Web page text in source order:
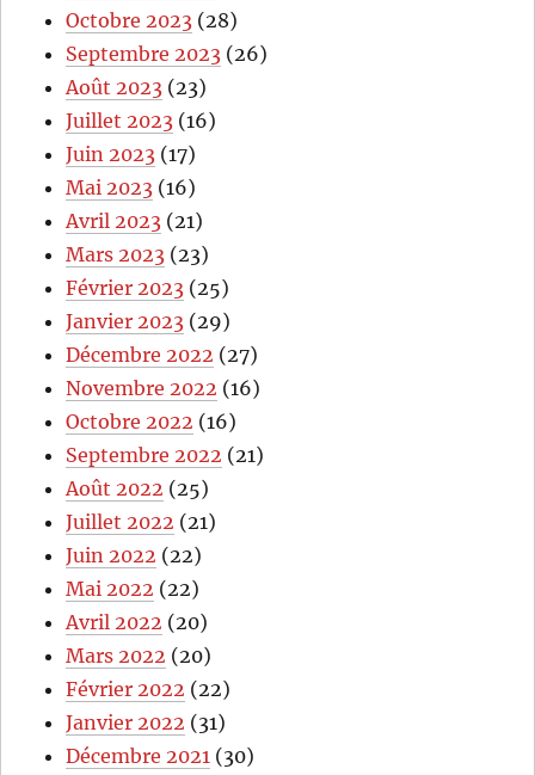
Octobre 2023 (28)
Septembre 2023 (26)
Août 2023 (23)
Juillet 2023 (16)
Juin 2023 (17)
Mai 2023 (16)
Avril 2023 (21)
Mars 2023 (23)
Février 2023 (25)
Janvier 2023 (29)
Décembre 2022 (27)
Novembre 2022 (16)
Octobre 2022 (16)
Septembre 2022 (21)
Août 2022 (25)
Juillet 2022 (21)
Juin 2022 (22)
Mai 2022 (22)
Avril 2022 (20)
Mars 2022 (20)
Février 2022 (22)
Janvier 2022 (31)
Décembre 2021 (30)